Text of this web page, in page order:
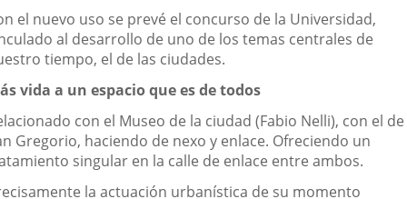
el nuevo uso se prevé el concurso de la Universidad,
al desarrollo de uno de los temas centrales de
tiempo, el de las ciudades.
vida a un espacio que es de todos
con el Museo de la ciudad (Fabio Nelli), con el de
Gregorio, haciendo de nexo y enlace. Ofreciendo un
singular en la calle de enlace entre ambos.
la actuación urbanística de su momento